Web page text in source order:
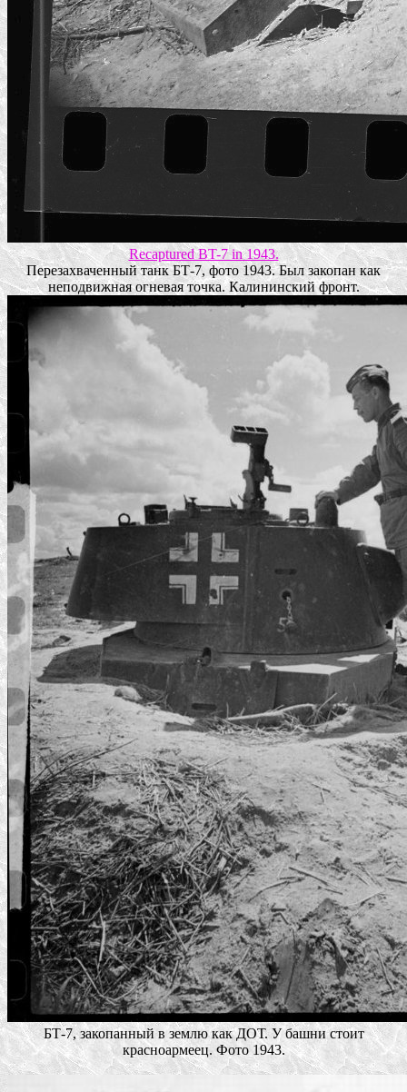
Recaptured BT-7 in 1943.
Перезахваченный танк БТ-7, фото 1943. Был закопан как
неподвижная огневая точка. Калининский фронт.
БТ-7, закопанный в землю как ДОТ. У башни стоит
красноармеец. Фото 1943.